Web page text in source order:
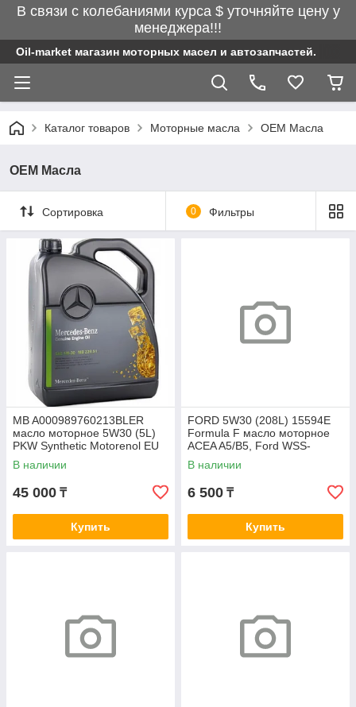
В связи с колебаниями курса $ уточняйте цену у
менеджера!!!
Oil-market магазин моторных масел и автозапчастей.
Каталог товаров Моторные масла OEM Масла
OEM Масла
Сортировка 0 Фильтры
MB A000989760213BLER
масло моторное 5W30 (5L)
PKW Synthetic Motorenol EU
MB 229.51
В наличии
45 000 ₸
Купить
FORD 5W30 (208L) 15594E
Formula F масло моторное
ACEA A5/B5, Ford WSS-
M2C913-C/B/A
В наличии
6 500 ₸
Купить